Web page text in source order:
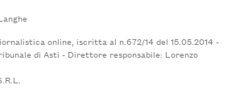
online, iscritta al n.672/14 del 15.05.2014 -
di Asti - Direttore responsabile: Lorenzo